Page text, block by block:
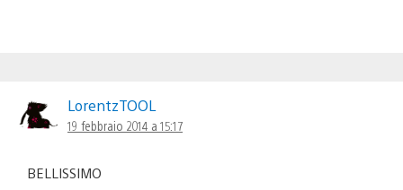
LorentzTOOL
19 febbraio 2014 a 15:17
BELLISSIMO